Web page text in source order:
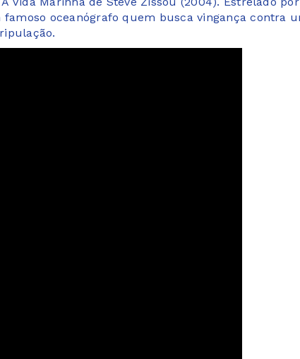
oceanógrafo quem busca vingança contra